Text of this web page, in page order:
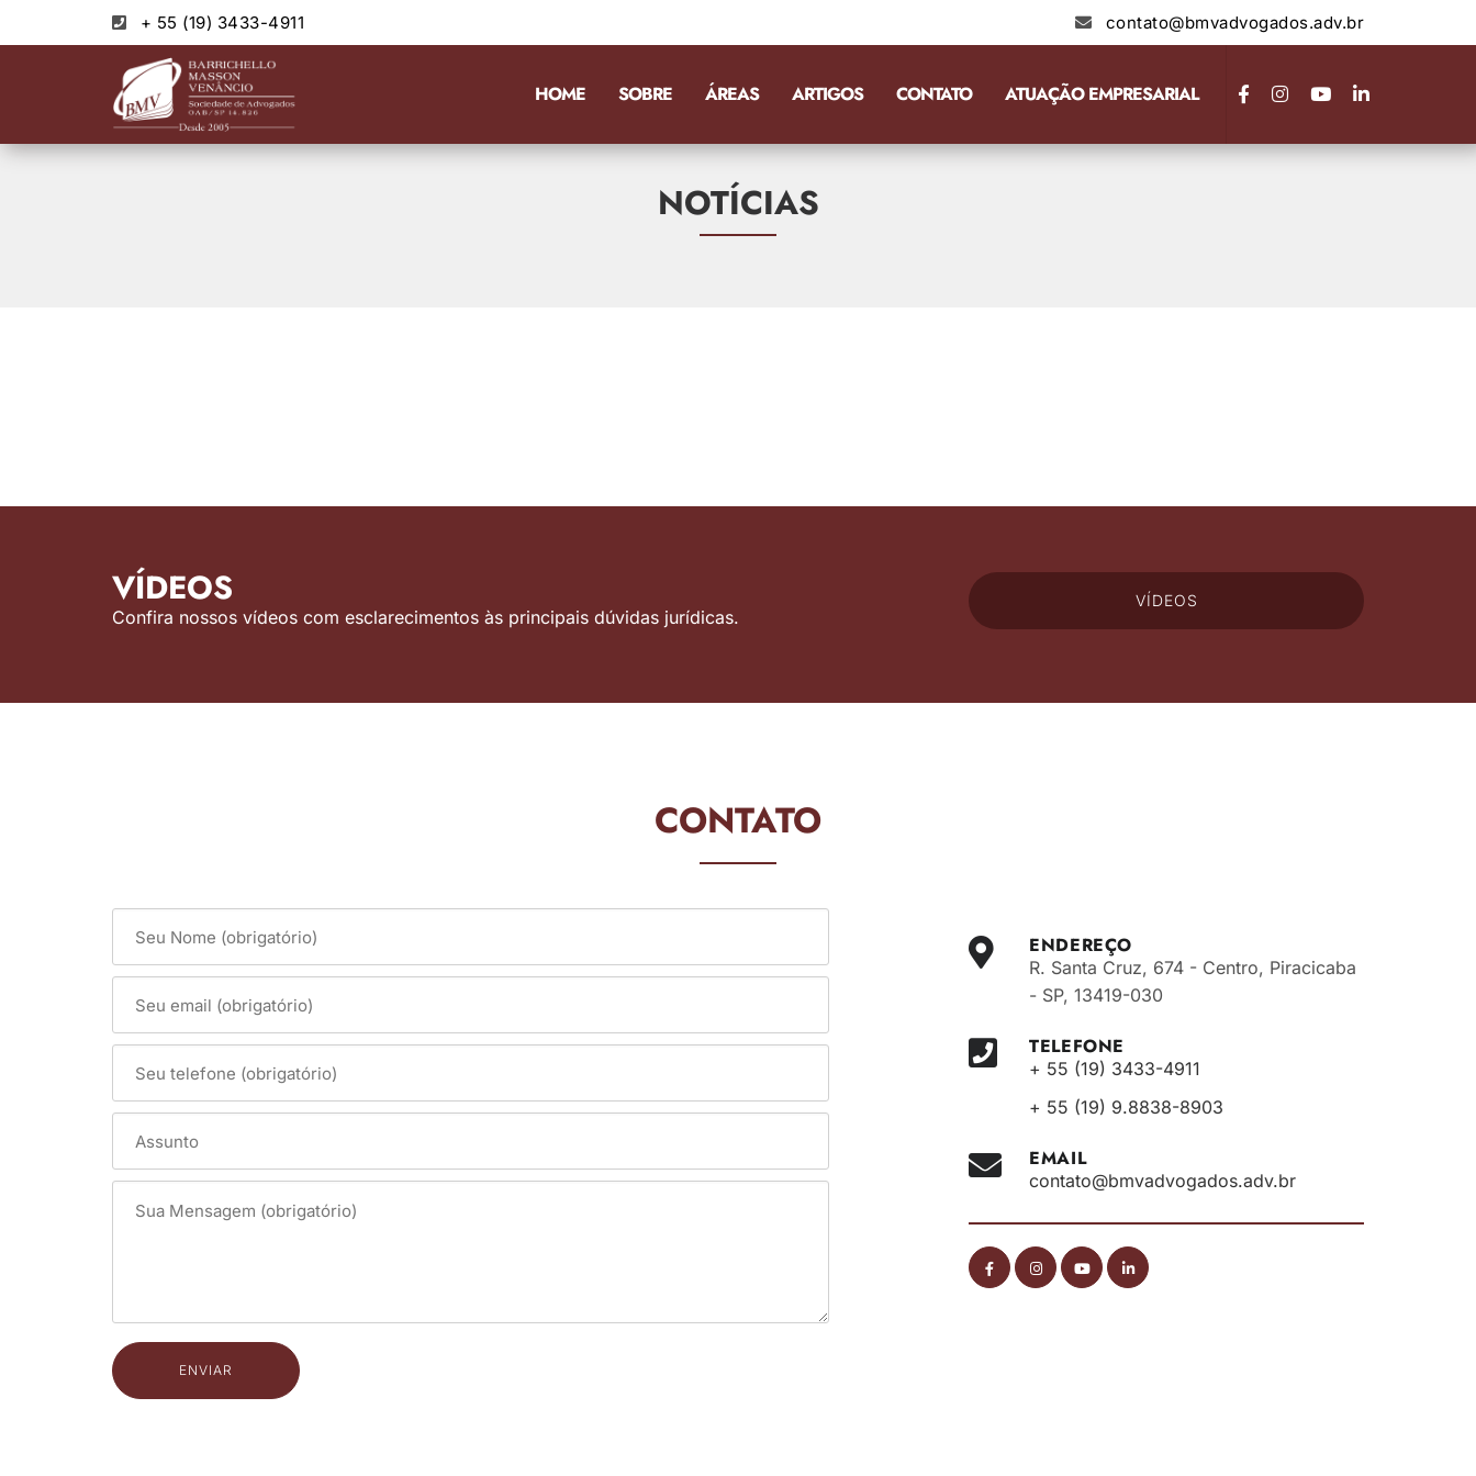
+ 55 (19) 3433-4911 contato@bmvadvogados.adv.br
HOME SOBRE ÁREAS ARTIGOS CONTATO ATUAÇÃO EMPRESARIAL
NOTÍCIAS
VÍDEOS
Confira nossos vídeos com esclarecimentos às principais dúvidas jurídicas.
VÍDEOS
CONTATO
ENDEREÇO
R. Santa Cruz, 674 - Centro, Piracicaba
- SP, 13419-030
TELEFONE
+ 55 (19) 3433-4911
+ 55 (19) 9.8838-8903
EMAIL
contato@bmvadvogados.adv.br